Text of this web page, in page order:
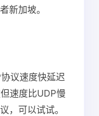
新加坡。
议速度快延迟
速度比UDP慢
，可以试试。